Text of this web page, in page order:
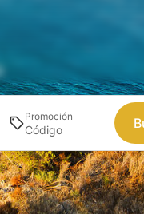
Promoción